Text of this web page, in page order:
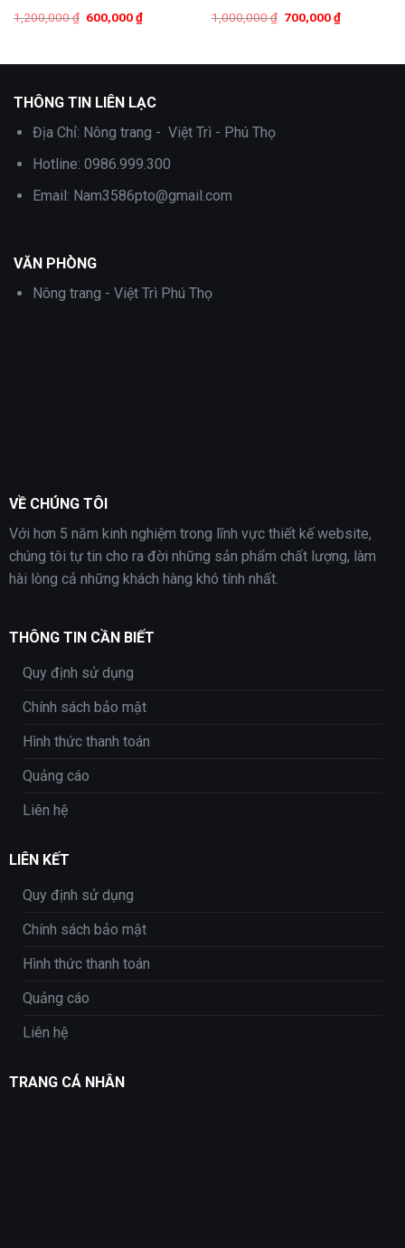
1,200,000₫ Giá
600,000₫Giá
hiện
600,000 ₫.
1,000,000₫ Giá
700,000₫Giá
hiện
700,000 ₫.
THÔNG TIN LIÊN LẠC
Địa Chỉ: Nông trang - Việt Trì - Phú Thọ
Hotline: 0986.999.300
Email: Nam3586pto@gmail.com
VĂN PHÒNG
Nông trang - Việt Trì Phú Thọ
VỀ CHÚNG TÔI
Với hơn 5 năm kinh nghiệm trong lĩnh vực thiết kế website,
chúng tôi tự tin cho ra đời những sản phẩm chất lượng, làm
hài lòng cả những khách hàng khó tính nhất.
THÔNG TIN CẦN BIẾT
Quy định sử dụng
Chính sách bảo mật
Hình thức thanh toán
Quảng cáo
Liên hệ
LIÊN KẾT
Quy định sử dụng
Chính sách bảo mật
Hình thức thanh toán
Quảng cáo
Liên hệ
TRANG CÁ NHÂN